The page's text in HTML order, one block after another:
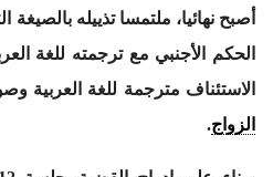
أصبح نهائيا، ملتمسا تذييله
الحكم الأجنبي مع ترجمته للغة
الاستئناف مترجمة للغة
الزواج.